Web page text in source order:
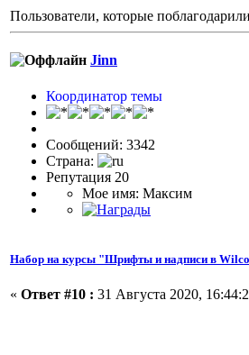
Пользователи, которые
Jinn
Координатор темы
Сообщений: 3342
Страна:
Репутация 20
Мое имя: Максим
Набор на курсы "Шрифты и надписи в
« Ответ #10 : 31 Августа 2020,